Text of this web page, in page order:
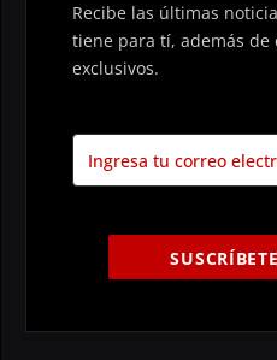
Recibe las últimas
tiene para tí, además de
exclusivos.